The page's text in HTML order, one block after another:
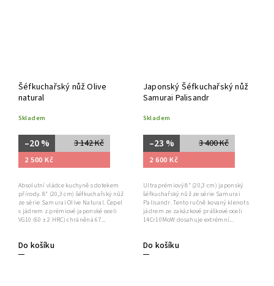
Šéfkuchařský nůž Olive
natural
Skladem
3 142 Kč
–20 %
2 500 Kč
Do košíku
Absolutní vládce kuchyně s dotekem
přírody. 8" (20,3 cm) šéfkuchařský nůž
ze série Samurai Olive Natural. Čepel
s jádrem z prémiové japonské oceli
VG10 (60 ± 2 HRC) chráněná 67...
Japonský Šéfkuchařský nůž
Samurai Palisandr
Skladem
3 400 Kč
–23 %
2 600 Kč
Do košíku
Ultraprémiový 8" (20,3 cm) japonský
šéfkuchařský nůž ze série Samurai
Palisandr. Tento ručně kovaný klenot s
jádrem ze zakázkové práškové oceli
14Cr10MoW dosahuje extrémní...